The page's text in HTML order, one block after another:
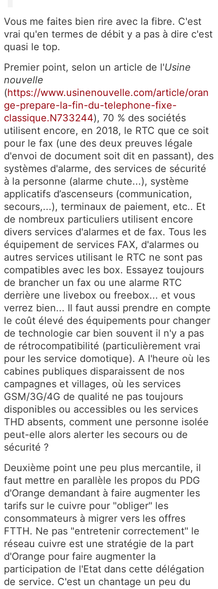
Vous me faites bien rire avec la fibre. C'est
vrai qu'en termes de débit y a pas à dire c'est
quasi le top.
Premier point, selon un article de l'Usine
nouvelle
(https://www.usinenouvelle.com/article/oran
ge-prepare-la-fin-du-telephone-fixe-
classique.N733244), 70 % des sociétés
utilisent encore, en 2018, le RTC que ce soit
pour le fax (une des deux preuves légale
d'envoi de document soit dit en passant), des
systèmes d'alarme, des services de sécurité
à la personne (alarme chute...), système
applicatifs d’ascenseurs (communication,
secours,...), terminaux de paiement, etc.. Et
de nombreux particuliers utilisent encore
divers services d'alarmes et de fax. Tous les
équipement de services FAX, d'alarmes ou
autres services utilisant le RTC ne sont pas
compatibles avec les box. Essayez toujours
de brancher un fax ou une alarme RTC
derrière une livebox ou freebox... et vous
verrez bien... Il faut aussi prendre en compte
le coût élevé des équipements pour changer
de technologie car bien souvent il n'y a pas
de rétrocompatibilité (particulièrement vrai
pour les service domotique). A l'heure où les
cabines publiques disparaissent de nos
campagnes et villages, où les services
GSM/3G/4G de qualité ne pas toujours
disponibles ou accessibles ou les services
THD absents, comment une personne isolée
peut-elle alors alerter les secours ou de
sécurité ?
Deuxième point une peu plus mercantile, il
faut mettre en parallèle les propos du PDG
d'Orange demandant à faire augmenter les
tarifs sur le cuivre pour "obliger" les
consommateurs à migrer vers les offres
FTTH. Ne pas "entretenir correctement" le
réseau cuivre est une stratégie de la part
d'Orange pour faire augmenter la
participation de l'Etat dans cette délégation
de service. C'est un chantage un peu du